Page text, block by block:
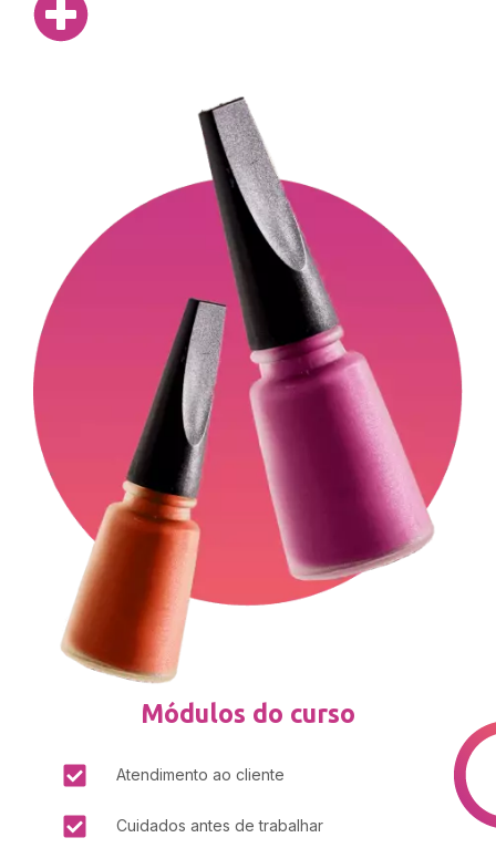
Módulos do curso
Atendimento ao cliente
Cuidados antes de trabalhar